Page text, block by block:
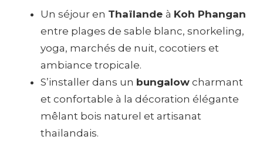
Un séjour en Thaïlande à Koh Phangan
entre plages de sable blanc, snorkeling,
yoga, marchés de nuit, cocotiers et
ambiance tropicale.
S’installer dans un bungalow charmant
et confortable à la décoration élégante
mêlant bois naturel et artisanat
thaïlandais.